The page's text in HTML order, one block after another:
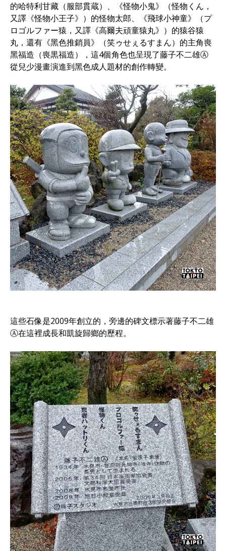
的哈特利甘藏（服部貫蔵）、《怪物小鬼》（怪物くん，
又譯《怪物小王子》）的怪物太郎、《飛球小神童》（プ
ロゴルファー猿，又譯《高爾夫頑童猿丸》）的猿谷猿
丸，還有《黑色推銷員》（笑ゥせぇるすまん）的主角喪
黑福造（喪黒福造），這4個角色也呈現了藤子不二雄Ⓐ
從兒少漫畫演進到黑色成人題材的創作轉變。
這些石像是2009年創立的，旁邊的碑文標示著藤子不二雄
Ⓐ在這裡成長和凱旋歸鄉的歷程。